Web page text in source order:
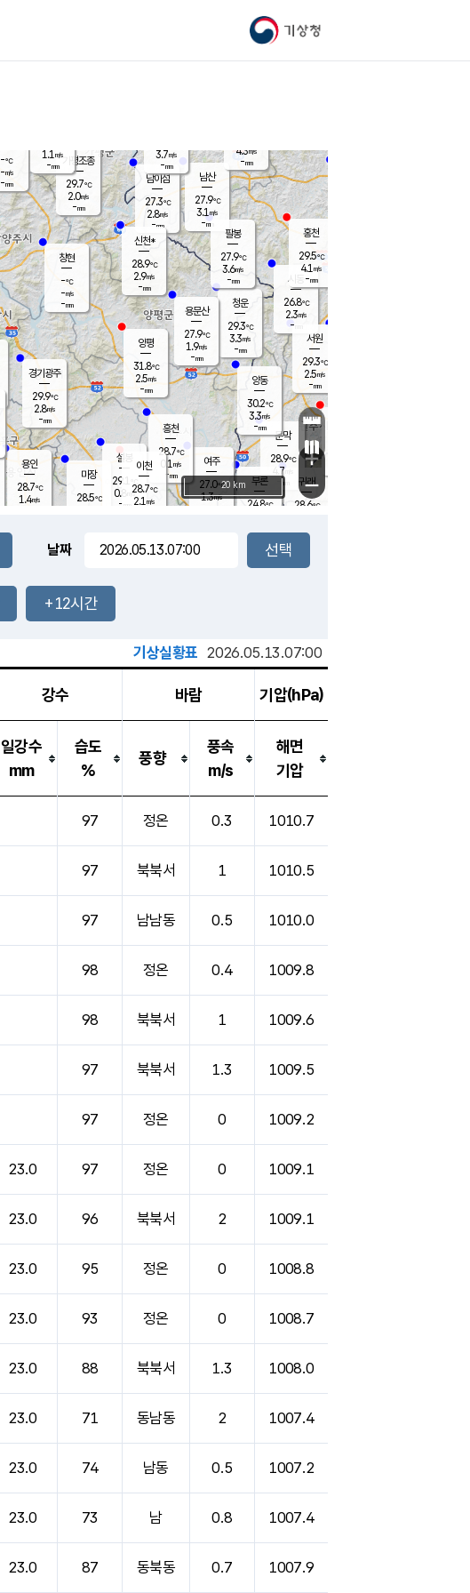
기상청
문막
28.9℃
4.7m/s
mm
남이섬
27.3℃
2.8m/s
-mm
부론
24.8℃
남산
27.9℃
3.1 m/s
-mm
9.0mm
청운
29.3℃
3.3m/s
-mm
팔봉
27.9℃
3.6m/s
-mm
용인
28.7℃
1.4m/s
여주
27.0℃
1.3m/s
양동
30.2℃
3.3m/s
-mm
경기광주
29.9℃
2.8m/s
-mm
장호원
3.7m/s
-mm
가평조종
29.7℃
2.0m/s
-mm
-℃
-m/s
-mm
신천*
28.9℃
2.9m/s
-mm
창현
-℃
-m/s
-mm
1.1 m/s
-mm
흥천
28.7℃
0.1 m/s
-mm
마장
28.5℃
설봉
29.1
0.8 m/s
- mm
시동
26.8℃
2.3m/s
- mm
귀래
28.6℃
서원
29.3℃
2.5m/s
-mm
용문산
27.9℃
1.9m/s
-mm
홍천
29.5℃
4.1 m/s
-mm
이천
28.7℃
2.1 m/s
양평
31.8℃
2.5m/s
-mm
4.3m/s
-mm
+
−
20 km
날짜
+12시간
기상실황표 2026.05.13.07:00
강수 바람 기압(hPa)
일강수
mm
습도
%
풍향
풍속
m/s
해면
기압
97 정온 0.3 1010.7
97 북북서 1 1010.5
97 남남동 0.5 1010.0
98 정온 0.4 1009.8
98 북북서 1 1009.6
97 북북서 1.3 1009.5
97 정온 0 1009.2
23.0 97 정온 0 1009.1
23.0 96 북북서 2 1009.1
23.0 95 정온 0 1008.8
23.0 93 정온 0 1008.7
23.0 88 북북서 1.3 1008.0
23.0 71 동남동 2 1007.4
23.0 74 남동 0.5 1007.2
23.0 73 남 0.8 1007.4
23.0 87 동북동 0.7 1007.9